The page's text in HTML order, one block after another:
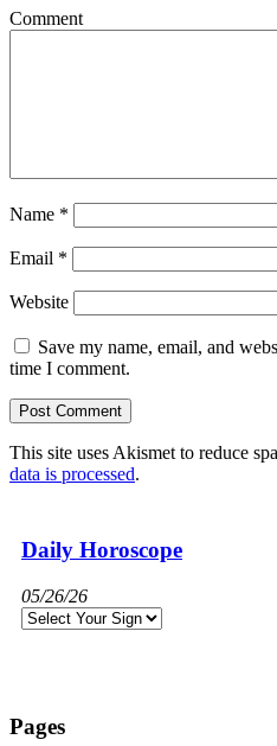
Comment
Name *
Email *
Website
Save my name, email, and
time I comment.
This site uses Akismet to reduce
data is processed.
Daily Horoscope
05/26/26
Pages